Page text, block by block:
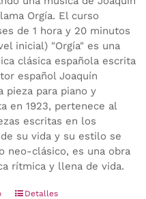
Orgía. El curso
de 1 hora y 20 minutos
inicial) "Orgía" es una
clásica española escrita
español Joaquín
pieza para piano y
en 1923, pertenece al
escritas en los
su vida y su estilo se
neo-clásico, es una obra
rítmica y llena de vida.
Detalles